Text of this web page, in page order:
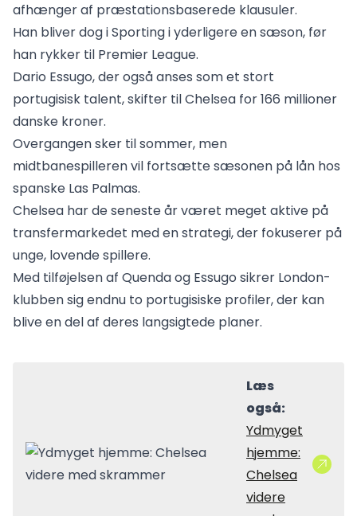
afhænger af præstationsbaserede klausuler.
Han bliver dog i Sporting i yderligere en sæson, før
han rykker til Premier League.
Dario Essugo, der også anses som et stort
portugisisk talent, skifter til Chelsea for 166 millioner
danske kroner.
Overgangen sker til sommer, men
midtbanespilleren vil fortsætte sæsonen på lån hos
spanske Las Palmas.
Chelsea har de seneste år været meget aktive på
transfermarkedet med en strategi, der fokuserer på
unge, lovende spillere.
Med tilføjelsen af Quenda og Essugo sikrer London-
klubben sig endnu to portugisiske profiler, der kan
blive en del af deres langsigtede planer.
Læs
også:
Ydmyget
hjemme:
Chelsea
videre